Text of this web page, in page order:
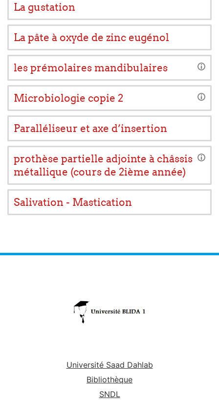
La gustation
La pâte à oxyde de zinc eugénol
les prémolaires mandibulaires
Microbiologie copie 2
Paralléliseur et axe d’insertion
prothèse partielle adjointe à châssis
métallique (cours de 2ième année)
Salivation - Mastication
Université Saad Dahlab
Bibliothèque
SNDL